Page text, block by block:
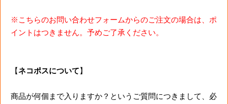
※こちらのお問い合わせフォームからのご注文の場合は、ポ
イントはつきません。予めご了承ください。
【ネコポスについて】
商品が何個まで入りますか？というご質問につきまして、必